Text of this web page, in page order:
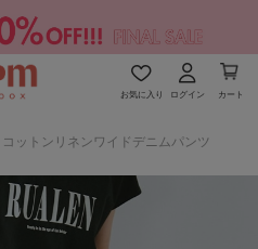
お気に入り ログイン カート
コットンリネンワイドデニムパンツ